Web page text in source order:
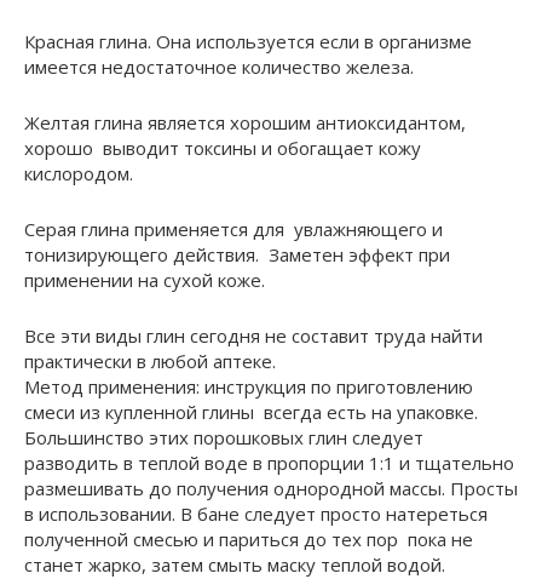
Красная глина. Она используется если в организме
имеется недостаточное количество железа.
Желтая глина является хорошим антиоксидантом,
хорошо выводит токсины и обогащает кожу
кислородом.
Серая глина применяется для увлажняющего и
тонизирующего действия. Заметен эффект при
применении на сухой коже.
Все эти виды глин сегодня не составит труда найти
практически в любой аптеке.
Метод применения: инструкция по приготовлению
смеси из купленной глины всегда есть на упаковке.
Большинство этих порошковых глин следует
разводить в теплой воде в пропорции 1:1 и тщательно
размешивать до получения однородной массы. Просты
в использовании. В бане следует просто натереться
полученной смесью и париться до тех пор пока не
станет жарко, затем смыть маску теплой водой.